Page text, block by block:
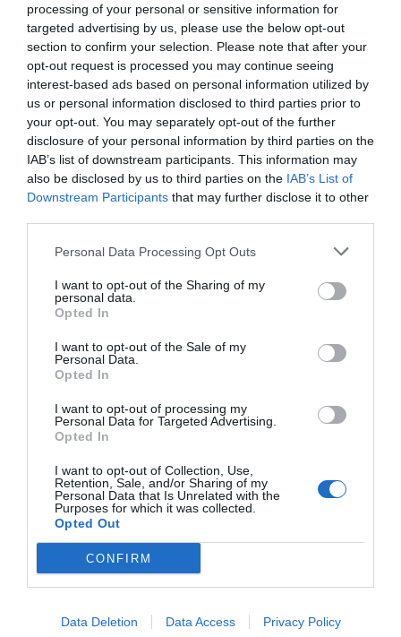
processing of your personal or sensitive information for
targeted advertising by us, please use the below opt-out
section to confirm your selection. Please note that after your
opt-out request is processed you may continue seeing
interest-based ads based on personal information utilized by
us or personal information disclosed to third parties prior to
your opt-out. You may separately opt-out of the further
disclosure of your personal information by third parties on the
IAB’s list of downstream participants. This information may
also be disclosed by us to third parties on the IAB’s List of
Downstream Participants that may further disclose it to other
Personal Data Processing Opt Outs
I want to opt-out of the Sharing of my
personal data.
Opted In
I want to opt-out of the Sale of my
Personal Data.
Opted In
I want to opt-out of processing my
Personal Data for Targeted Advertising.
Opted In
I want to opt-out of Collection, Use,
Retention, Sale, and/or Sharing of my
Personal Data that Is Unrelated with the
Purposes for which it was collected.
Opted Out
CONFIRM
Data Deletion Data Access Privacy Policy
Tillbehör och liknande:
Grötfrallor
i degen. Grötfrallor blir saftiga och mättande...
RECEPT